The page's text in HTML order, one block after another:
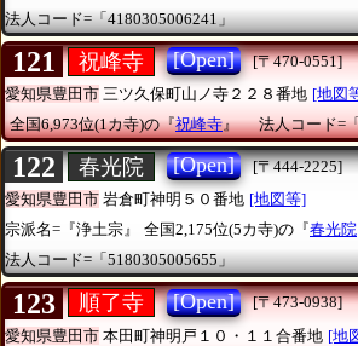
法人コード=「4180305006241」
121 祝峰寺 [Open]
[〒470-0551]
愛知県豊田市 三ツ久保町山ノ寺２２８番地 [地図
全国6,973位(1カ寺)の『祝峰寺』 法人コード=
122 春光院 [Open]
[〒444-2225]
愛知県豊田市 岩倉町神明５０番地 [地図等]
宗派名=『浄土宗』
全国2,175位(5カ寺)の『春光院
法人コード=「5180305005655」
123 順了寺 [Open]
[〒473-0938]
愛知県豊田市 本田町神明戸１０・１１合番地 [地